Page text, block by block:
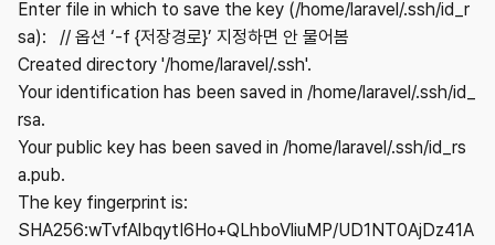
Enter file in which to save the key (/home/laravel/.ssh/id_r
sa): // 옵션 ‘-f {저장경로}’ 지정하면 안 물어봄
Created directory '/home/laravel/.ssh'.
Your identification has been saved in /home/laravel/.ssh/id_
rsa.
Your public key has been saved in /home/laravel/.ssh/id_rs
a.pub.
The key fingerprint is:
SHA256:wTvfAlbqytI6Ho+QLhboVliuMP/UD1NT0AjDz41A